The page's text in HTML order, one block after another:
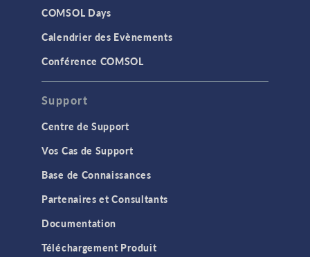
COMSOL Days
Calendrier des Evènements
Conférence COMSOL
Support
Centre de Support
Vos Cas de Support
Base de Connaissances
Partenaires et Consultants
Documentation
Téléchargement Produit